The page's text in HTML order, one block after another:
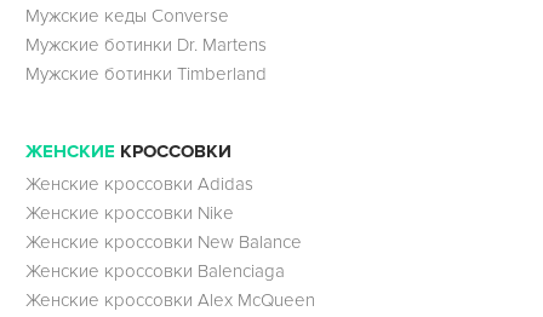
Мужские кеды Converse
Мужские ботинки Dr. Martens
Мужские ботинки Timberland
ЖЕНСКИЕ КРОССОВКИ
Женские кроссовки Adidas
Женские кроссовки Nike
Женские кроссовки New Balance
Женские кроссовки Balenciaga
Женские кроссовки Alex McQueen